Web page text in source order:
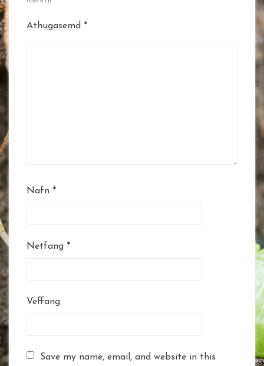
Athugasemd *
Nafn *
Netfang *
Veffang
Save my name, email, and website in this